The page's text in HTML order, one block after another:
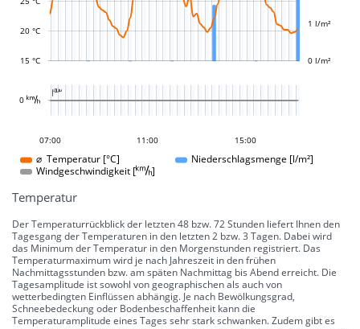
15 °C
20 °C
0 l/m²
1 l/m²

0 
07:00
04:00
01:00
22:00
08:00
09:00
12:00
17:00 11:00
15:00
⌀ Temperatur [°C]
Niederschlagsmenge [l/m²]
Windgeschwindigkeit []
Temperatur
Der Temperaturrückblick der letzten 48 bzw. 72 Stunden liefert Ihnen den
Tagesgang der Temperaturen in den letzten 2 bzw. 3 Tagen. Dabei wird
das Minimum der Temperatur in den Morgenstunden registriert. Das
Temperaturmaximum wird je nach Jahreszeit in den frühen
Nachmittagsstunden bzw. am späten Nachmittag bis Abend erreicht. Die
Tagesamplitude ist sowohl von geographischen als auch von
wetterbedingten Einflüssen abhängig. Je nach Bewölkungsgrad,
Schneebedeckung oder Bodenbeschaffenheit kann die
Temperaturamplitude eines Tages sehr stark schwanken. Zudem gibt es